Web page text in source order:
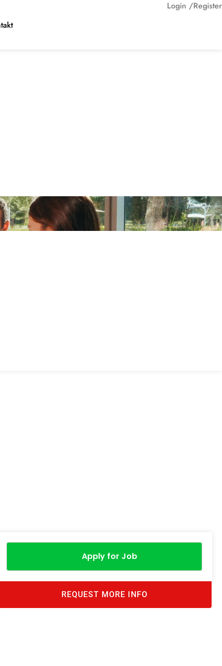
Login /Register
Apply for Job
REQUEST MORE INFO